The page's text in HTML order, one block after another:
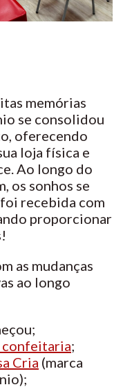
memórias
se consolidou
oferecendo
loja física e
Ao longo do
os sonhos se
recebida com
proporcionar
as mudanças
ao longo
confeitaria;
Cria (marca